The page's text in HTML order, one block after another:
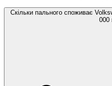
Скільки пального споживає
000